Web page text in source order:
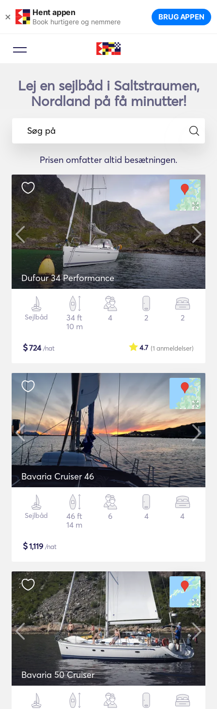
× Hent appen
Book hurtigere og nemmere BRUG APPEN
Lej en sejlbåd i Saltstraumen,
Nordland på få minutter!
Søg på
Prisen omfatter altid besætningen.
Dufour 34 Performance
Sejlbåd
34 ft
10 m
4 2 2
$724/nat (1 anmeldelser)
4.7
Bavaria Cruiser 46
Sejlbåd
46 ft
14 m
6 4 4
$1,119 /nat
Bavaria 50 Cruiser